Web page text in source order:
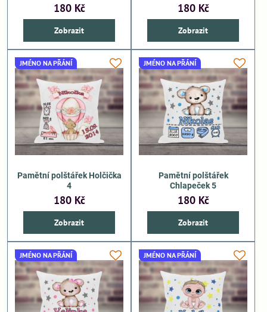
180 Kč
Zobrazit
180 Kč
Zobrazit
JMÉNO NA PŘÁNÍ
Pamětní polštářek Holčička
4
180 Kč
Zobrazit
JMÉNO NA PŘÁNÍ
Pamětní polštářek
Chlapeček 5
180 Kč
Zobrazit
JMÉNO NA PŘÁNÍ JMÉNO NA PŘÁNÍ